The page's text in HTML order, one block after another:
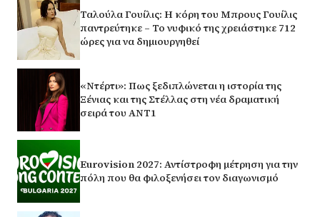
Ταλούλα Γουίλις: H κόρη του Μπρους Γουίλις
παντρεύτηκε – Το νυφικό της χρειάστηκε 712
ώρες για να δημιουργηθεί
«Ντέρτι»: Πως ξεδιπλώνεται η ιστορία της
Ξένιας και της Στέλλας στη νέα δραματική
σειρά του ΑΝΤ1
Eurovision 2027: Αντίστροφη μέτρηση για την
πόλη που θα φιλοξενήσει τον διαγωνισμό